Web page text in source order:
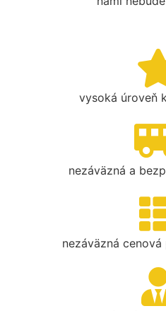
vysoká úroveň
nezáväzná a
nezáväzná